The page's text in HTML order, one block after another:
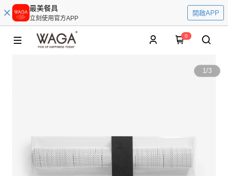
最美餐具
立刻使用官方APP
開啟APP
0
1/3